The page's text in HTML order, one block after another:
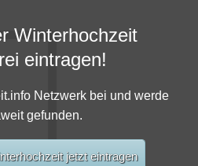
Winterhochzeit
eintragen!
Netzwerk bei und werde
gefunden.
jetzt eintragen